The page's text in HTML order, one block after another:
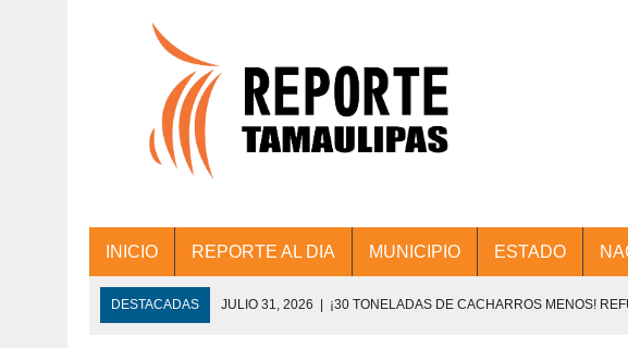
INICIO REPORTE AL DIA MUNICIPIO ESTADO
DESTACADAS JULIO 31, 2026 | ¡30 TONELADAS DE CACHARROS MENOS!